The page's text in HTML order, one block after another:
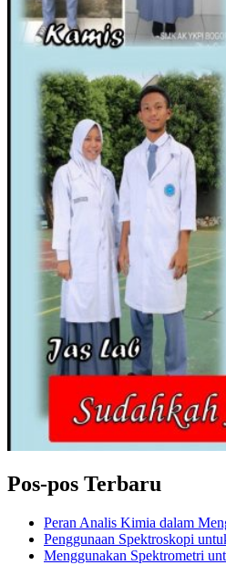
Pos-pos Terbaru
Peran Analis Kimia dalam
Penggunaan Spektroskopi
Menggunakan Spektrometri